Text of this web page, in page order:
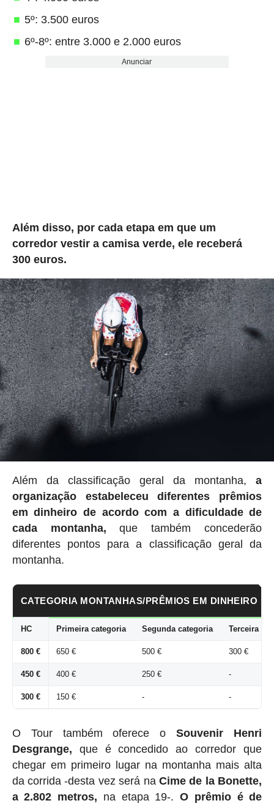
5º: 3.500 euros
6º-8º: entre 3.000 e 2.000 euros
Anunciar
Além disso, por cada etapa em que um
corredor vestir a camisa verde, ele receberá
300 euros.
Além da classificação geral da montanha,a
organização estabeleceu
diferentes prêmios
em dinheiro de acordo com a dificuldade de
cada montanha, que também concederão
diferentes pontos para a classificação geral da
montanha.
CATEGORIA MONTANHAS/PRÊMIOS EM DINHEIRO
HC Primeira categoria Segunda categoria Terceira
800 € 650 € 500 € 300 €
450 € 400 € 250 € -
300 € 150 € - -
O Tour também oferece oSouvenir Henri
Desgrange, que é concedido ao corredor que
chegar em primeiro lugar na montanha mais alta
da corrida -desta vez será naCime de la Bonette,
a 2.802 metros, na etapa 19-.O prêmio é de